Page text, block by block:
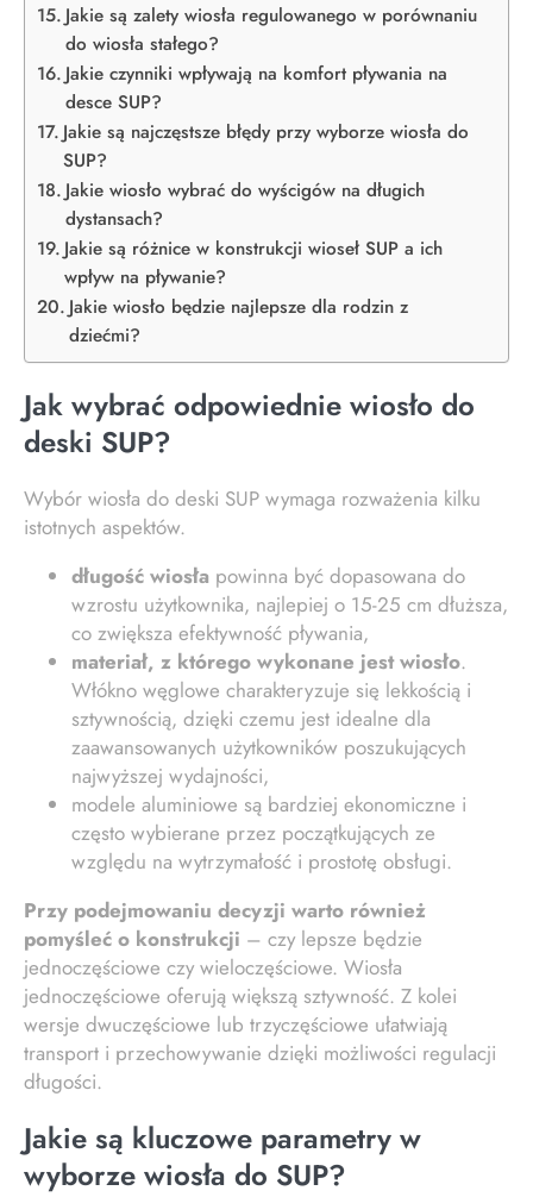
Jakie są zalety wiosła regulowanego w porównaniu
do wiosła stałego?
Jakie czynniki wpływają na komfort pływania na
desce SUP?
Jakie są najczęstsze błędy przy wyborze wiosła do
SUP?
Jakie wiosło wybrać do wyścigów na długich
dystansach?
Jakie są różnice w konstrukcji wioseł SUP a ich
wpływ na pływanie?
Jakie wiosło będzie najlepsze dla rodzin z
dziećmi?
Jak wybrać odpowiednie wiosło do
deski SUP?
Wybór wiosła do deski SUP wymaga rozważenia kilku
istotnych aspektów.
długość wiosła powinna być dopasowana do
wzrostu użytkownika, najlepiej o 15-25 cm dłuższa,
co zwiększa efektywność pływania,
materiał, z którego wykonane jest wiosło.
Włókno węglowe charakteryzuje się lekkością i
sztywnością, dzięki czemu jest idealne dla
zaawansowanych użytkowników poszukujących
najwyższej wydajności,
modele aluminiowe są bardziej ekonomiczne i
często wybierane przez początkujących ze
względu na wytrzymałość i prostotę obsługi.
Przy podejmowaniu decyzji warto również
pomyśleć o konstrukcji – czy lepsze będzie
jednoczęściowe czy wieloczęściowe. Wiosła
jednoczęściowe oferują większą sztywność. Z kolei
wersje dwuczęściowe lub trzyczęściowe ułatwiają
transport i przechowywanie dzięki możliwości regulacji
długości.
Jakie są kluczowe parametry w
wyborze wiosła do SUP?